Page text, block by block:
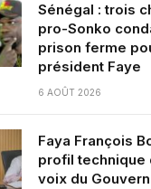
Sénégal : trois
pro-Sonko
prison ferme
président Faye
6 AOÛT 2026
Faya François
profil technique
voix du